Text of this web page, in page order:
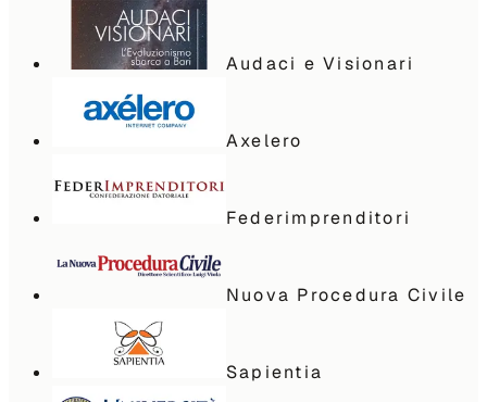
Audaci e Visionari
Axelero
Federimprenditori
Nuova Procedura Civile
Sapientia